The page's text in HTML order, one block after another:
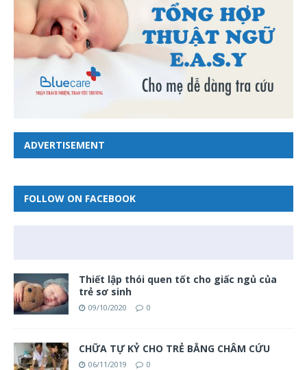
ADVERTISEMENT
FOLLOW ON FACEBOOK
Thiết lập thói quen tốt cho giấc ngủ của
trẻ sơ sinh
09/10/2020 0
CHỮA TỰ KỶ CHO TRẺ BẰNG CHÂM CỨU
06/11/2019 0